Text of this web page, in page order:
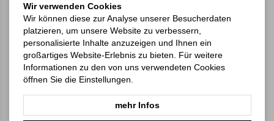
Wir verwenden Cookies
Wir können diese zur Analyse unserer Besucherdaten
platzieren, um unsere Website zu verbessern,
personalisierte Inhalte anzuzeigen und Ihnen ein
großartiges Website-Erlebnis zu bieten. Für weitere
Informationen zu den von uns verwendeten Cookies
öffnen Sie die Einstellungen.
mehr Infos